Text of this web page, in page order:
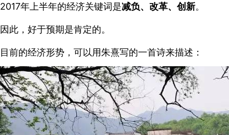
2017年上半年的经济关键词是减负、改革、创新。
因此，好于预期是肯定的。
目前的经济形势，可以用朱熹写的一首诗来描述：